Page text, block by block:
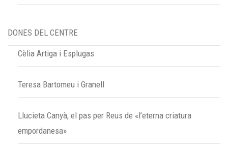
DONES DEL CENTRE
Cèlia Artiga i Esplugas
Teresa Bartomeu i Granell
Llucieta Canyà, el pas per Reus de «l’eterna criatura
empordanesa»